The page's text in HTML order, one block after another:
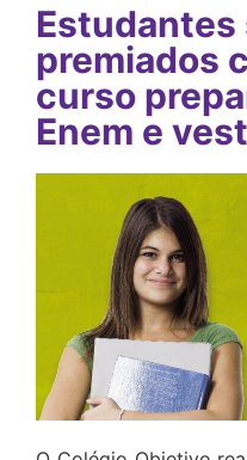
Estudantes
premiados
curso
Enem e